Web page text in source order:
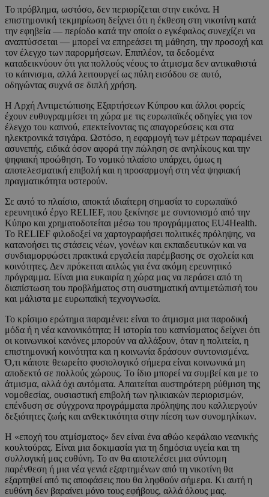
Το πρόβλημα, ωστόσο, δεν περιορίζεται στην εικόνα. Η
επιστημονική τεκμηρίωση δείχνει ότι η έκθεση στη νικοτίνη κατά
την εφηβεία — περίοδο κατά την οποία ο εγκέφαλος συνεχίζει να
αναπτύσσεται — μπορεί να επηρεάσει τη μάθηση, την προσοχή και
τον έλεγχο των παρορμήσεων. Επιπλέον, τα δεδομένα
καταδεικνύουν ότι για πολλούς νέους το άτμισμα δεν αντικαθιστά
το κάπνισμα, αλλά λειτουργεί ως πύλη εισόδου σε αυτό,
οδηγώντας συχνά σε διπλή χρήση.
Η Αρχή Αντιμετώπισης Εξαρτήσεων Κύπρου και άλλοι φορείς
έχουν ευθυγραμμίσει τη χώρα με τις ευρωπαϊκές οδηγίες για τον
έλεγχο του καπνού, επεκτείνοντας τις απαγορεύσεις και στα
ηλεκτρονικά τσιγάρα. Ωστόσο, η εφαρμογή των μέτρων παραμένει
ασυνεπής, ειδικά όσον αφορά την πώληση σε ανηλίκους και την
ψηφιακή προώθηση. Το νομικό πλαίσιο υπάρχει, όμως η
αποτελεσματική επιβολή και η προσαρμογή στη νέα ψηφιακή
πραγματικότητα υστερούν.
Σε αυτό το πλαίσιο, αποκτά ιδιαίτερη σημασία το ευρωπαϊκό
ερευνητικό έργο RELIEF, που ξεκίνησε με συντονισμό από την
Κύπρο και χρηματοδοτείται μέσω του προγράμματος EU4Health.
Το RELIEF φιλοδοξεί να χαρτογραφήσει πολιτικές πρόληψης, να
κατανοήσει τις στάσεις νέων, γονέων και εκπαιδευτικών και να
συνδιαμορφώσει πρακτικά εργαλεία παρέμβασης σε σχολεία και
κοινότητες. Δεν πρόκειται απλώς για ένα ακόμη ερευνητικό
πρόγραμμα. Είναι μια ευκαιρία η χώρα μας να περάσει από τη
διαπίστωση του προβλήματος στη συστηματική αντιμετώπισή του
και μάλιστα με ευρωπαϊκή τεχνογνωσία.
Το κρίσιμο ερώτημα παραμένει: είναι το άτμισμα μια παροδική
μόδα ή η νέα κανονικότητα; Η ιστορία του καπνίσματος δείχνει ότι
οι κοινωνικοί κανόνες μπορούν να αλλάξουν, όταν η πολιτεία, η
επιστημονική κοινότητα και η κοινωνία δράσουν συντονισμένα.
Ό,τι κάποτε θεωρείτο φυσιολογικό σήμερα είναι κοινωνικά μη
αποδεκτό σε πολλούς χώρους. Το ίδιο μπορεί να συμβεί και με το
άτμισμα, αλλά όχι αυτόματα. Απαιτείται αυστηρότερη ρύθμιση της
νομοθεσίας, ουσιαστική επιβολή των ηλικιακών περιορισμών,
επένδυση σε σύγχρονα προγράμματα πρόληψης που καλλιεργούν
δεξιότητες ζωής και ανθεκτικότητα στην πίεση των συνομηλίκων.
Η «εποχή του ατμίσματος» δεν είναι ένα αθώο κεφάλαιο νεανικής
κουλτούρας. Είναι μια δοκιμασία για τη δημόσια υγεία και τη
συλλογική μας ευθύνη. Το αν θα αποτελέσει μια σύντομη
παρένθεση ή μια νέα γενιά εξαρτημένων από τη νικοτίνη θα
εξαρτηθεί από τις αποφάσεις που θα ληφθούν σήμερα. Κι αυτή η
ευθύνη δεν βαραίνει μόνο τους εφήβους, αλλά όλους μας.